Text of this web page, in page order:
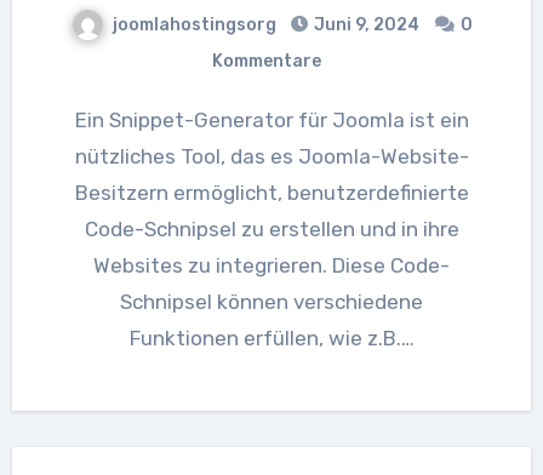
joomlahostingsorg Juni 9, 2024
0
Kommentare
Ein Snippet-Generator für Joomla ist ein
nützliches Tool, das es Joomla-Website-
Besitzern ermöglicht, benutzerdefinierte
Code-Schnipsel zu erstellen und in ihre
Websites zu integrieren. Diese Code-
Schnipsel können verschiedene
Funktionen erfüllen, wie z.B.…